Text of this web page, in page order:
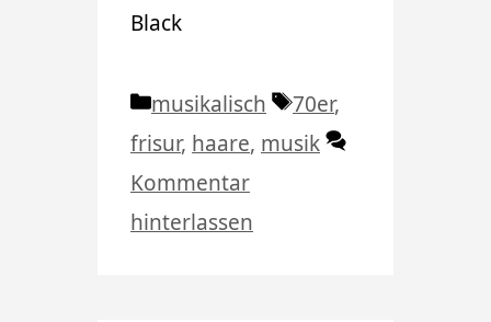
Black
Kategorien
musikalisch Schlagwörter
70er,
frisur, haare, musik
Kommentar
hinterlassen